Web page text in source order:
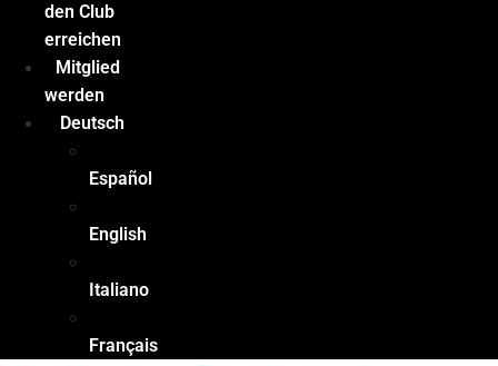
den Club
erreichen
Mitglied
werden
Deutsch
Español
English
Italiano
Français